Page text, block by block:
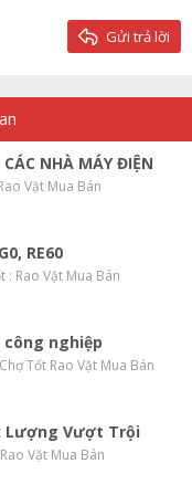
Gửi trả lời
NHÀ MÁY ĐIỆN
Vặt Mua Bán
RE60
: Rao Vặt Mua Bán
nghiệp
Tốt Rao Vặt Mua Bán
Lượng Vượt Trội
Vặt Mua Bán